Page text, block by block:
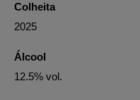
Colheita
2025
Álcool
12.5% vol.